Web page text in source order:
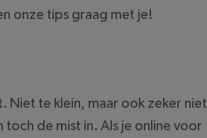
onze tips graag met je!
Niet te klein, maar ook zeker niet
de mist in. Als je online voor